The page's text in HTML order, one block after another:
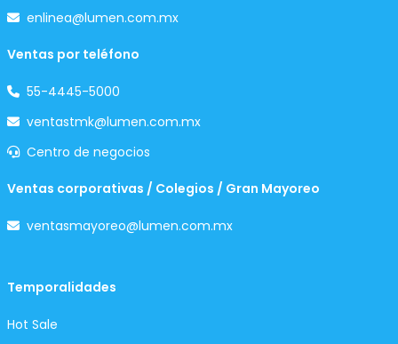
enlinea@lumen.com.mx
Ventas por teléfono
55-4445-5000
ventastmk@lumen.com.mx
Centro de negocios
Ventas corporativas / Colegios / Gran Mayoreo
ventasmayoreo@lumen.com.mx
Temporalidades
Hot Sale